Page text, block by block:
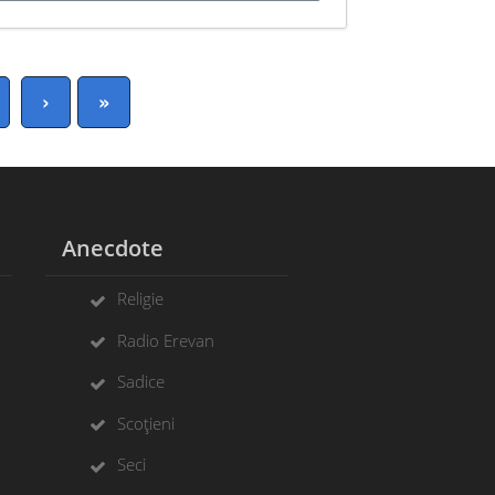
› »
Anecdote
Religie
Radio Erevan
Sadice
Scoțieni
Seci